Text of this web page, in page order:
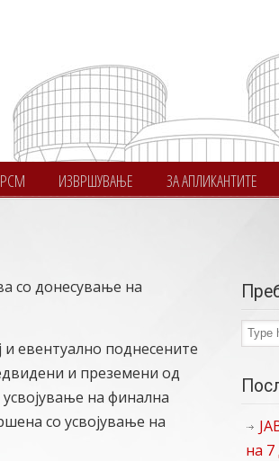
ИЗВРШУВАЊЕ ЗА АПЛИКАНТИТЕ
со донесување на
евентуално поднесените
и преземени од
на финална
со усвојување на
на